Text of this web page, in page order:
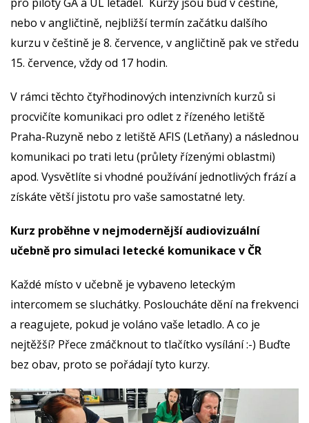
nebo v angličtině, nejbližší termín začátku dalšího
kurzu v češtině je 8. července, v angličtině pak ve středu
15. července, vždy od 17 hodin.
V rámci těchto čtyřhodinových intenzivních kurzů si
procvičíte komunikaci pro odlet z řízeného letiště
Praha-Ruzyně nebo z letiště AFIS (Letňany) a následnou
komunikaci po trati letu (průlety řízenými oblastmi)
apod. Vysvětlíte si vhodné používání jednotlivých frází a
získáte větší jistotu pro vaše samostatné lety.
Kurz proběhne v nejmodernější audiovizuální
učebně pro simulaci letecké komunikace v ČR
Každé místo v učebně je vybaveno leteckým
intercomem se sluchátky. Posloucháte dění na frekvenci
a reagujete, pokud je voláno vaše letadlo. A co je
nejtěžší? Přece zmáčknout to tlačítko vysílání :-) Buďte
bez obav, proto se pořádají tyto kurzy.